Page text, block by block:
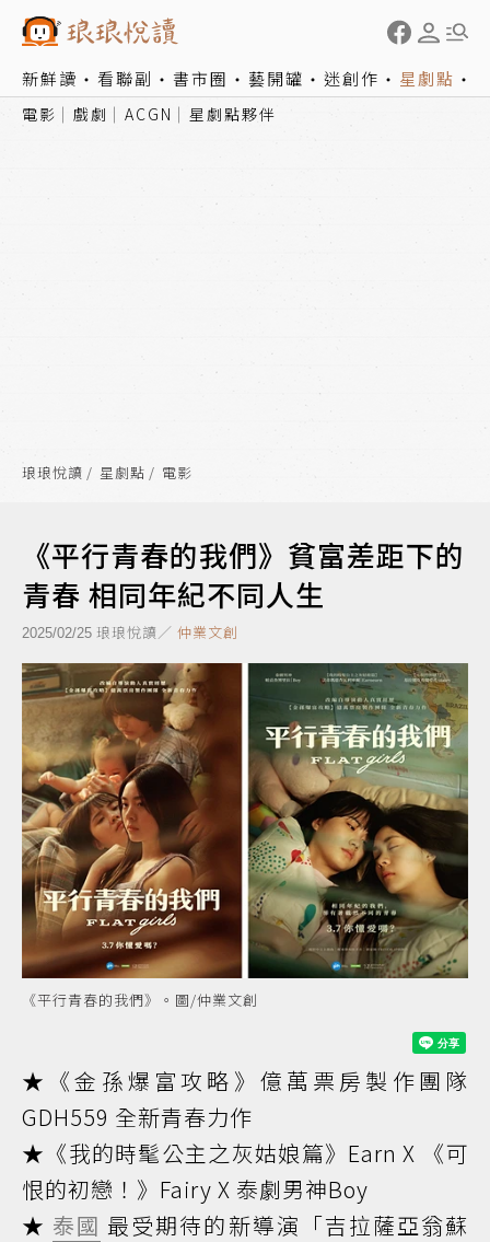
新鮮讀 看聯副 書市圈 藝開罐 迷創作 星劇點
電影 戲劇 ACGN 星劇點夥伴
琅琅悅讀 星劇點 電影
《平行青春的我們》貧富差距下的
青春 相同年紀不同人生
2025/02/25 琅琅悅讀／ 仲業文創
《平行青春的我們》。圖/仲業文創
★《金孫爆富攻略》億萬票房製作團隊
GDH559 全新青春力作
★《我的時髦公主之灰姑娘篇》Earn X 《可
恨的初戀！》Fairy X 泰劇男神Boy
★ 泰國 最受期待的新導演「吉拉薩亞翁蘇